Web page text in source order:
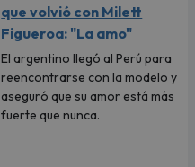
que volvió con Milett
Figueroa: "La amo"
El argentino llegó al Perú para
reencontrarse con la modelo y
aseguró que su amor está más
fuerte que nunca.